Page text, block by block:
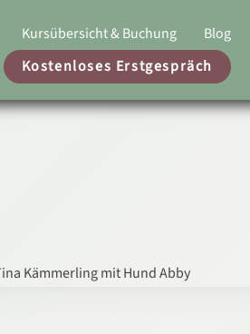
Kursübersicht & Buchung
Blog
Kostenloses Erstgespräch